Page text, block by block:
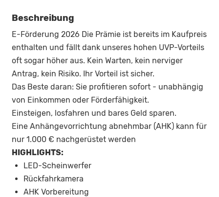
Beschreibung
E-Förderung 2026 Die Prämie ist bereits im Kaufpreis
enthalten und fällt dank unseres hohen UVP-Vorteils
oft sogar höher aus. Kein Warten, kein nerviger
Antrag, kein Risiko. Ihr Vorteil ist sicher.
Das Beste daran: Sie profitieren sofort - unabhängig
von Einkommen oder Förderfähigkeit.
Einsteigen, losfahren und bares Geld sparen.
Eine Anhängevorrichtung abnehmbar (AHK) kann für
nur 1.000 € nachgerüstet werden
HIGHLIGHTS:
LED-Scheinwerfer
Rückfahrkamera
AHK Vorbereitung